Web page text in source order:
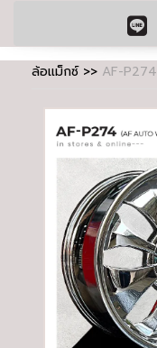
ล้อแม็กซ์>> AF-P274